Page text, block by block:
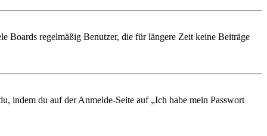
Boards regelmäßig Benutzer, die für längere Zeit keine Beiträge
indem du auf der Anmelde-Seite auf „Ich habe mein Passwort